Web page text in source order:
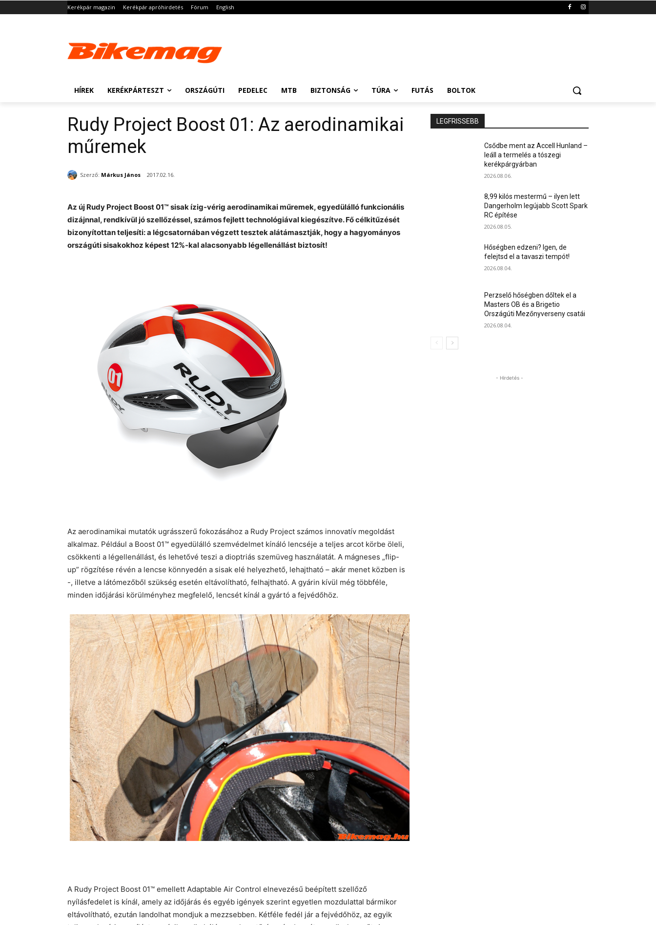
Kerékpár magazin Kerékpár apróhirdetés Fórum English
HÍREK KERÉKPÁRTESZT ORSZÁGÚTI PEDELEC MTB BIZTONSÁG TÚRA FUTÁS BOLTOK
Rudy Project Boost 01: Az aerodinamikai
műremek
Szerző: Márkus János 2017.02.16.
Az új Rudy Project Boost 01™ sisak ízig-vérig aerodinamikai műremek, egyedülálló funkcionális
dizájnnal, rendkívül jó szellőzéssel, számos fejlett technológiával kiegészítve. Fő célkitűzését
bizonyítottan teljesíti: a légcsatornában végzett tesztek alátámasztják, hogy a hagyományos
országúti sisakokhoz képest 12%-kal alacsonyabb légellenállást biztosít!
Az aerodinamikai mutatók ugrásszerű fokozásához a Rudy Project számos innovatív megoldást
alkalmaz. Például a Boost 01™ egyedülálló szemvédelmet kínáló lencséje a teljes arcot körbe öleli,
csökkenti a légellenállást, és lehetővé teszi a dioptriás szemüveg használatát. A mágneses „flip-
up” rögzítése révén a lencse könnyedén a sisak elé helyezhető, lehajtható – akár menet közben is
-, illetve a látómezőből szükség esetén eltávolítható, felhajtható. A gyárin kívül még többféle,
minden időjárási körülményhez megfelelő, lencsét kínál a gyártó a fejvédőhöz.
A Rudy Project Boost 01™ emellett Adaptable Air Control elnevezésű beépített szellőző
nyílásfedelet is kínál, amely az időjárás és egyéb igények szerint egyetlen mozdulattal bármikor
eltávolítható, ezután landolhat mondjuk a mezzsebben. Kétféle fedél jár a fejvédőhöz, az egyik
LEGFRISSEBB
Csődbe ment az Accell Hunland –
leáll a termelés a tószegi
kerékpárgyárban
2026.08.06.
8,99 kilós mestermű – ilyen lett
Dangerholm legújabb Scott Spark
RC építése
2026.08.05.
Hőségben edzeni? Igen, de
felejtsd el a tavaszi tempót!
2026.08.04.
Perzselő hőségben dőltek el a
Masters OB és a Brigetio
Országúti Mezőnyverseny csatái
2026.08.04.
- Hirdetés -